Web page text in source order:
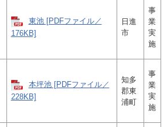
東池 [PDFファイル／
176KB]
日進
市
事
業
実
施
本坪池 [PDFファイル／
228KB]
知多
郡東
浦町
事
業
実
施